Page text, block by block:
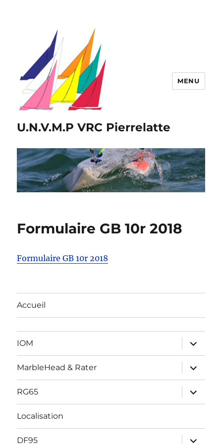
U.N.V.M.P VRC Pierrelatte
MENU
Formulaire GB 10r 2018
Formulaire GB 10r 2018
Accueil
IOM
ouvrir
le
sous-
menu
MarbleHead & Rater
ouvrir
le
sous-
menu
RG65
ouvrir
le
sous-
Localisation
DF95
ouvrir